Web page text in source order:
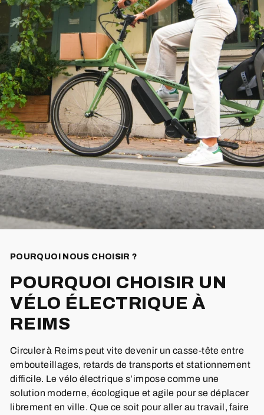
POURQUOI NOUS CHOISIR ?
POURQUOI CHOISIR UN
VÉLO ÉLECTRIQUE À
REIMS
Circuler à Reims peut vite devenir un casse-tête entre
embouteillages, retards de transports et stationnement
difficile. Le vélo électrique s’impose comme une
solution moderne, écologique et agile pour se déplacer
librement en ville. Que ce soit pour aller au travail, faire